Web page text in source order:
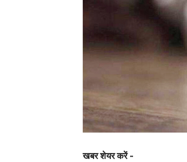
खबर शेयर करें -